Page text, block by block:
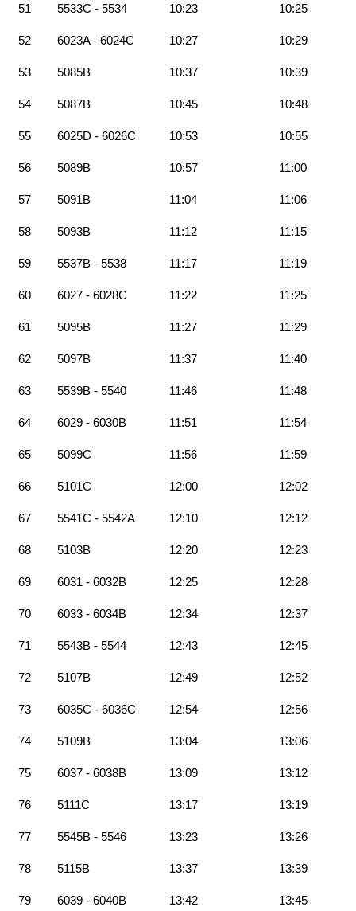
51 5533C - 5534 10:23 10:25
52 6023A - 6024C 10:27 10:29
53 5085B 10:37 10:39
54 5087B 10:45 10:48
55 6025D - 6026C 10:53 10:55
56 5089B 10:57 11:00
57 5091B 11:04 11:06
58 5093B 11:12 11:15
59 5537B - 5538 11:17 11:19
60 6027 - 6028C 11:22 11:25
61 5095B 11:27 11:29
62 5097B 11:37 11:40
63 5539B - 5540 11:46 11:48
64 6029 - 6030B 11:51 11:54
65 5099C 11:56 11:59
66 5101C 12:00 12:02
67 5541C - 5542A 12:10 12:12
68 5103B 12:20 12:23
69 6031 - 6032B 12:25 12:28
70 6033 - 6034B 12:34 12:37
71 5543B - 5544 12:43 12:45
72 5107B 12:49 12:52
73 6035C - 6036C 12:54 12:56
74 5109B 13:04 13:06
75 6037 - 6038B 13:09 13:12
76 5111C 13:17 13:19
77 5545B - 5546 13:23 13:26
78 5115B 13:37 13:39
79 6039 - 6040B 13:42 13:45